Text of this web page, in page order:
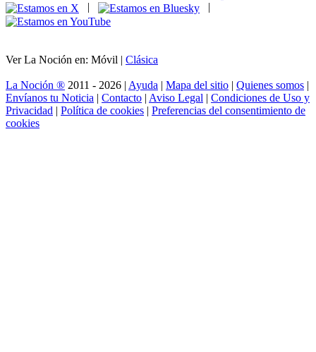
|
|
Ver La Noción en: Móvil | Clásica
La Noción ® 2011 - 2026 | Ayuda | Mapa del sitio | Quienes somos |
Envíanos tu Noticia | Contacto | Aviso Legal | Condiciones de Uso y
Privacidad | Política de cookies | Preferencias del consentimiento de
cookies